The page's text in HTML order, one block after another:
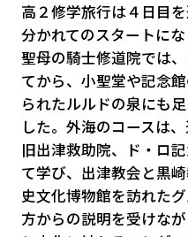
高２修学旅行は４日目
分かれてのスタートにな
聖母の騎士修道院では
てから、小聖堂や記念
られたルルドの泉にも
した。外海のコースは
旧出津救助院、ド・ロ
て学び、出津教会と黒
史文化博物館を訪れた
方からの説明を受けな